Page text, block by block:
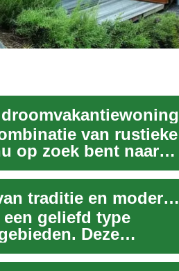
van rustieke
op zoek bent naar
Houten chalets: Een perfecte mix van traditie en modern comfort
geliefd type
Deze